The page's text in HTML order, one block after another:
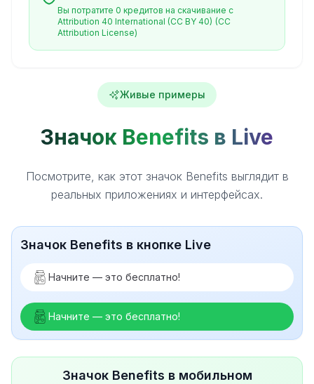
Вы потратите 0 кредитов на скачивание с
Attribution 40 International (CC BY 40) (CC
Attribution License)
Живые примеры
Значок Benefits в Live
Посмотрите, как этот значок Benefits выглядит в
реальных приложениях и интерфейсах.
Значок Benefits в кнопке Live
Начните — это бесплатно!
Начните — это бесплатно!
Значок Benefits в мобильном